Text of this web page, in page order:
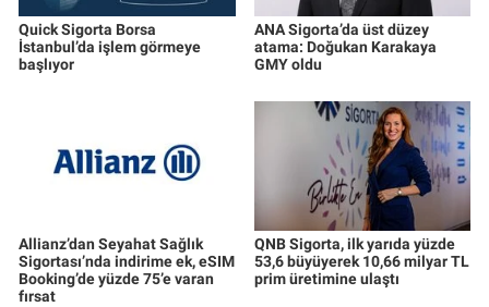
Quick Sigorta Borsa
İstanbul’da işlem görmeye
başlıyor
ANA Sigorta’da üst düzey
atama: Doğukan Karakaya
GMY oldu
Allianz’dan Seyahat Sağlık
Sigortası’nda indirime ek, eSIM
Booking’de yüzde 75’e varan
fırsat
QNB Sigorta, ilk yarıda yüzde
53,6 büyüyerek 10,66 milyar TL
prim üretimine ulaştı